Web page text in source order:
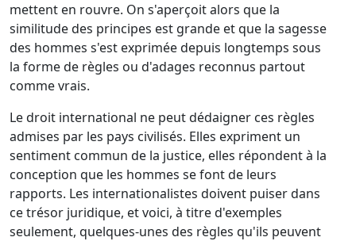
mettent en rouvre. On s'aperçoit alors que la
similitude des principes est grande et que la sagesse
des hommes s'est exprimée depuis longtemps sous
la forme de règles ou d'adages reconnus partout
comme vrais.
Le droit international ne peut dédaigner ces règles
admises par les pays civilisés. Elles expriment un
sentiment commun de la justice, elles répondent à la
conception que les hommes se font de leurs
rapports. Les internationalistes doivent puiser dans
ce trésor juridique, et voici, à titre d'exemples
seulement, quelques-unes des règles qu'ils peuvent